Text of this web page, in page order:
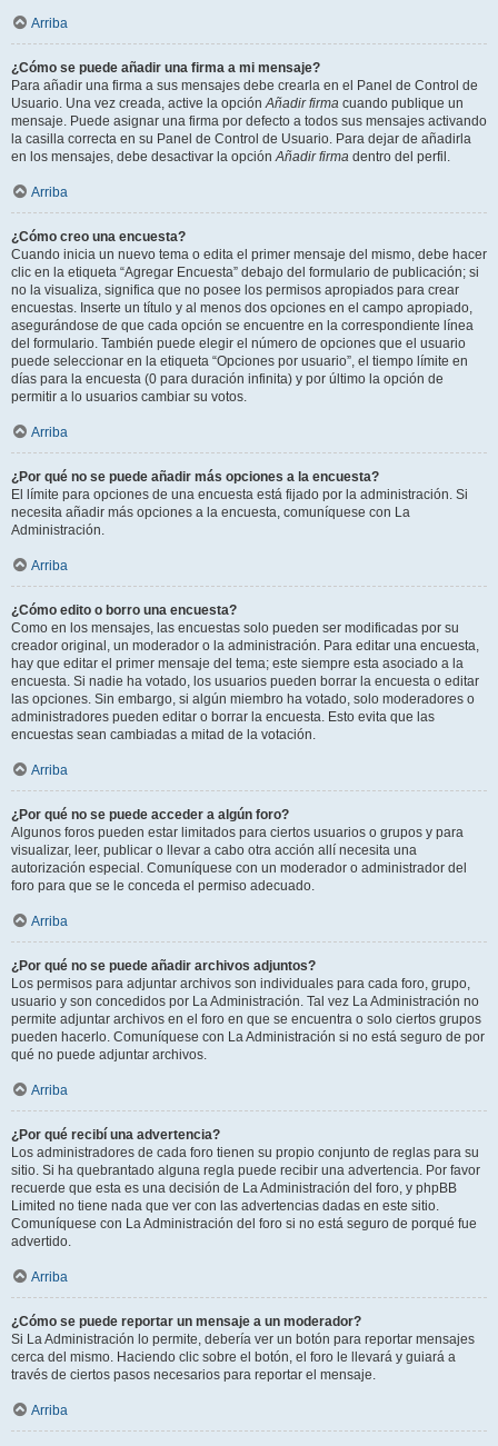
Arriba
¿Cómo se puede añadir una firma a mi mensaje?
Para añadir una firma a sus mensajes debe crearla en el Panel de Control de
Usuario. Una vez creada, active la opciónAñadir firma cuando publique un
mensaje. Puede asignar una firma por defecto a todos sus mensajes activando
la casilla correcta en su Panel de Control de Usuario. Para dejar de añadirla
en los mensajes, debe desactivar la opciónAñadir firma dentro del perfil.
Arriba
¿Cómo creo una encuesta?
Cuando inicia un nuevo tema o edita el primer mensaje del mismo, debe hacer
clic en la etiqueta “Agregar Encuesta” debajo del formulario de publicación; si
no la visualiza, significa que no posee los permisos apropiados para crear
encuestas. Inserte un título y al menos dos opciones en el campo apropiado,
asegurándose de que cada opción se encuentre en la correspondiente línea
del formulario. También puede elegir el número de opciones que el usuario
puede seleccionar en la etiqueta “Opciones por usuario”, el tiempo límite en
días para la encuesta (0 para duración infinita) y por último la opción de
permitir a lo usuarios cambiar su votos.
Arriba
¿Por qué no se puede añadir más opciones a la encuesta?
El límite para opciones de una encuesta está fijado por la administración. Si
necesita añadir más opciones a la encuesta, comuníquese con La
Administración.
Arriba
¿Cómo edito o borro una encuesta?
Como en los mensajes, las encuestas solo pueden ser modificadas por su
creador original, un moderador o la administración. Para editar una encuesta,
hay que editar el primer mensaje del tema; este siempre esta asociado a la
encuesta. Si nadie ha votado, los usuarios pueden borrar la encuesta o editar
las opciones. Sin embargo, si algún miembro ha votado, solo moderadores o
administradores pueden editar o borrar la encuesta. Esto evita que las
encuestas sean cambiadas a mitad de la votación.
Arriba
¿Por qué no se puede acceder a algún foro?
Algunos foros pueden estar limitados para ciertos usuarios o grupos y para
visualizar, leer, publicar o llevar a cabo otra acción allí necesita una
autorización especial. Comuníquese con un moderador o administrador del
foro para que se le conceda el permiso adecuado.
Arriba
¿Por qué no se puede añadir archivos adjuntos?
Los permisos para adjuntar archivos son individuales para cada foro, grupo,
usuario y son concedidos por La Administración. Tal vez La Administración no
permite adjuntar archivos en el foro en que se encuentra o solo ciertos grupos
pueden hacerlo. Comuníquese con La Administración si no está seguro de por
qué no puede adjuntar archivos.
Arriba
¿Por qué recibí una advertencia?
Los administradores de cada foro tienen su propio conjunto de reglas para su
sitio. Si ha quebrantado alguna regla puede recibir una advertencia. Por favor
recuerde que esta es una decisión de La Administración del foro, y phpBB
Limited no tiene nada que ver con las advertencias dadas en este sitio.
Comuníquese con La Administración del foro si no está seguro de porqué fue
advertido.
Arriba
¿Cómo se puede reportar un mensaje a un moderador?
Si La Administración lo permite, debería ver un botón para reportar mensajes
cerca del mismo. Haciendo clic sobre el botón, el foro le llevará y guiará a
través de ciertos pasos necesarios para reportar el mensaje.
Arriba